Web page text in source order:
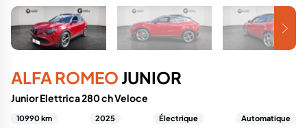
ALFA ROMEO JUNIOR
Junior Elettrica 280 ch Veloce
10990 km 2025 Électrique Automatique